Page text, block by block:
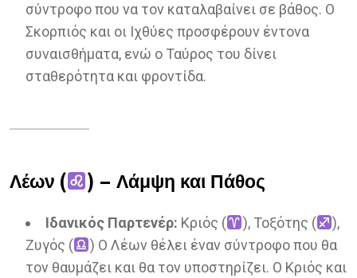
σύντροφο που να τον καταλαβαίνει σε βάθος. Ο
Σκορπιός και οι Ιχθύες προσφέρουν έντονα
συναισθήματα, ενώ ο Ταύρος του δίνει
σταθερότητα και φροντίδα.
Λέων ( ) – Λάμψη και Πάθος
Ιδανικός Παρτενέρ: Κριός ( ), Τοξότης (
),
Ζυγός (
) Ο Λέων θέλει έναν σύντροφο που θα
τον θαυμάζει και θα τον υποστηρίζει. Ο Κριός και